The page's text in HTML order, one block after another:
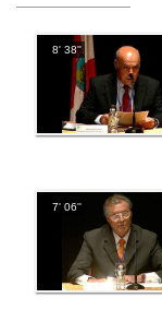
8' 38''
7' 06''